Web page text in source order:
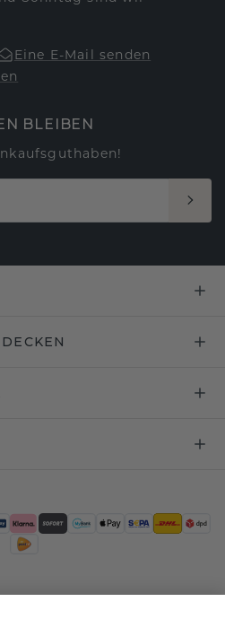
Eine E-Mail senden
BLEIBEN